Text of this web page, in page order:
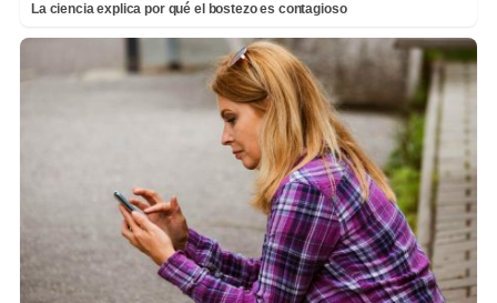
La ciencia explica por qué el bostezo es contagioso